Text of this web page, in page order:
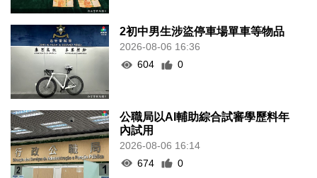
2初中男生涉盜停車場單車等物品
2026-08-06 16:36
604
0
公職局以AI輔助綜合試審學歷料年
內試用
2026-08-06 16:14
674
0